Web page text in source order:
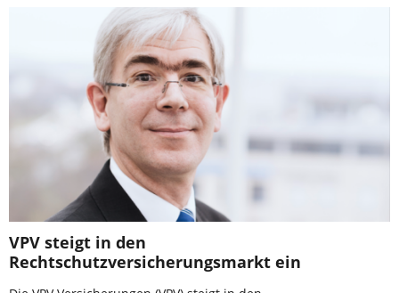
VPV steigt in den
Rechtschutzversicherungsmarkt ein